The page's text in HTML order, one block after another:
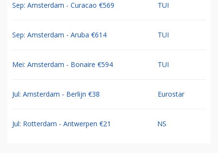
Sep: Amsterdam - Curacao €569 TUI
Sep: Amsterdam - Aruba €614 TUI
Mei: Amsterdam - Bonaire €594 TUI
Jul: Amsterdam - Berlijn €38 Eurostar
Jul: Rotterdam - Antwerpen €21 NS